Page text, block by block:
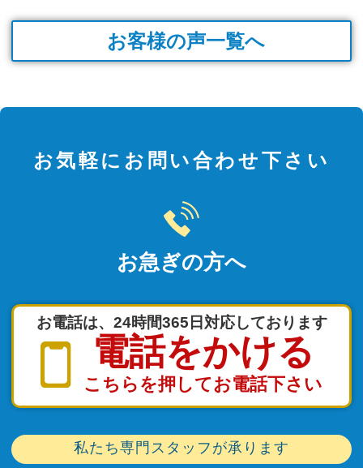
お客様の声一覧へ
お気軽にお問い合わせ下さい
お急ぎの方へ
お電話は、24時間365日対応しております
電話をかける
こちらを押してお電話下さい
私たち専門スタッフが承ります